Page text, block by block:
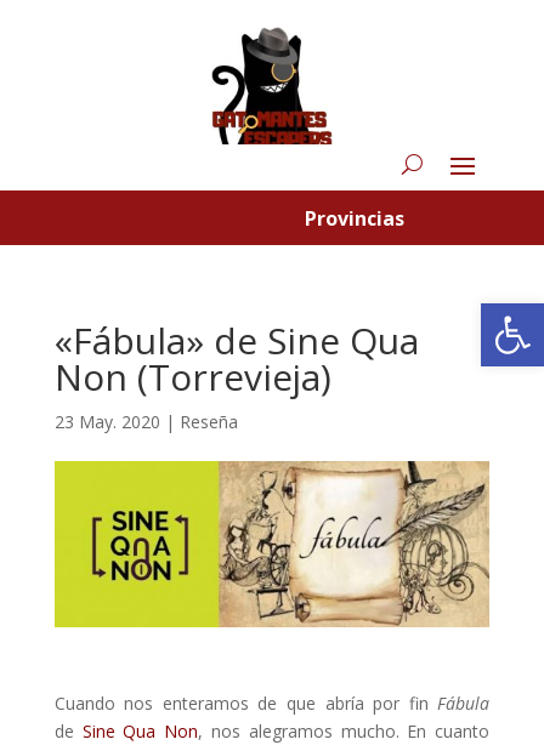
Provincias
«Fábula» de Sine Qua
Non (Torrevieja)
23 May. 2020 | Reseña
Cuando nos enteramos de que abría por fin Fábula
de Sine Qua Non, nos alegramos mucho. En cuanto